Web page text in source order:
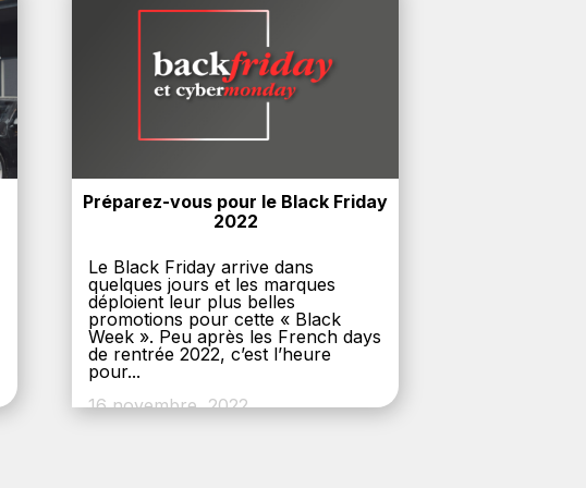
Préparez-vous pour le Black Friday
2022
Le Black Friday arrive dans
quelques jours et les marques
déploient leur plus belles
promotions pour cette « Black
Week ». Peu après les French days
de rentrée 2022, c’est l’heure
pour...
16 novembre, 2022